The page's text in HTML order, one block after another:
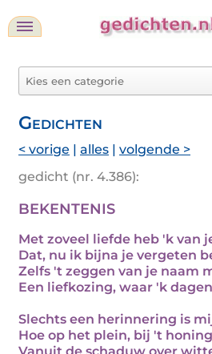
Gedichten
< vorige | alles | volgende >
gedicht (nr. 4.386):
BEKENTENIS
Met zoveel liefde heb 'k van
Dat, nu ik bijna je vergeten
Zelfs 't zeggen van je naam
Een liefkozing, waar 'k
Slechts een herinnering is
Hoe op het plein, bij 't